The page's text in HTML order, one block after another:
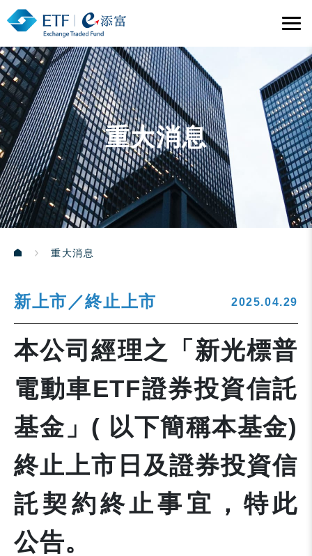
重大消息
重大消息
新上市／終止上市 2025.04.29
本公司經理之「新光標普
電動車ETF證券投資信託
基金」( 以下簡稱本基金)
終止上市日及證券投資信
託契約終止事宜，特此
公告。